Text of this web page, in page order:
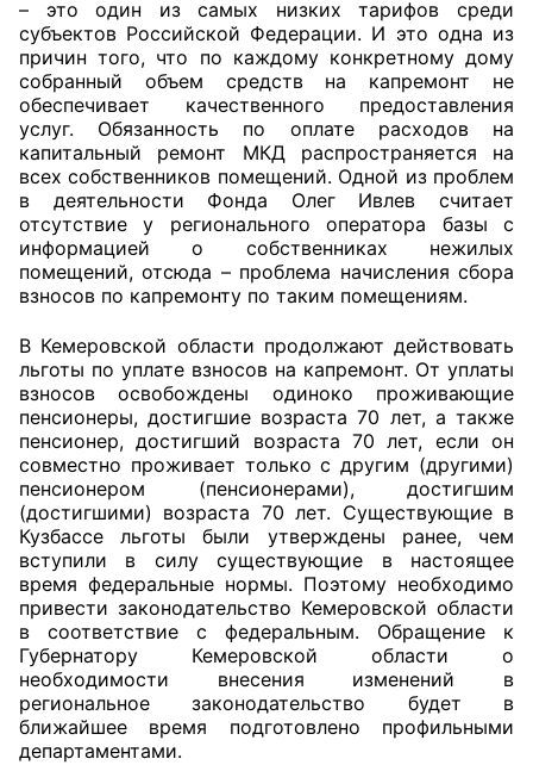
– это один из самых низких тарифов среди
субъектов Российской Федерации. И это одна из
причин того, что по каждому конкретному дому
собранный объем средств на капремонт не
обеспечивает качественного предоставления
услуг. Обязанность по оплате расходов на
капитальный ремонт МКД распространяется на
всех собственников помещений. Одной из проблем
в деятельности Фонда Олег Ивлев считает
отсутствие у регионального оператора базы с
информацией о собственниках нежилых
помещений, отсюда – проблема начисления сбора
взносов по капремонту по таким помещениям.
В Кемеровской области продолжают действовать
льготы по уплате взносов на капремонт. От уплаты
взносов освобождены одиноко проживающие
пенсионеры, достигшие возраста 70 лет, а также
пенсионер, достигший возраста 70 лет, если он
совместно проживает только с другим (другими)
пенсионером (пенсионерами), достигшим
(достигшими) возраста 70 лет. Существующие в
Кузбассе льготы были утверждены ранее, чем
вступили в силу существующие в настоящее
время федеральные нормы. Поэтому необходимо
привести законодательство Кемеровской области
в соответствие с федеральным. Обращение к
Губернатору Кемеровской области о
необходимости внесения изменений в
региональное законодательство будет в
ближайшее время подготовлено профильными
департаментами.